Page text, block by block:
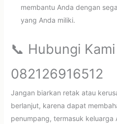
membantu Anda dengan
yang Anda miliki.
📞 Hubungi
082126916512
Jangan biarkan retak atau
berlanjut, karena dapat
penumpang, termasuk keluarga